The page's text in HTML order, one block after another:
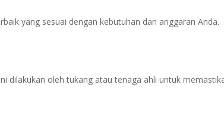
yang sesuai dengan kebutuhan dan anggaran Anda.
dilakukan oleh tukang atau tenaga ahli untuk